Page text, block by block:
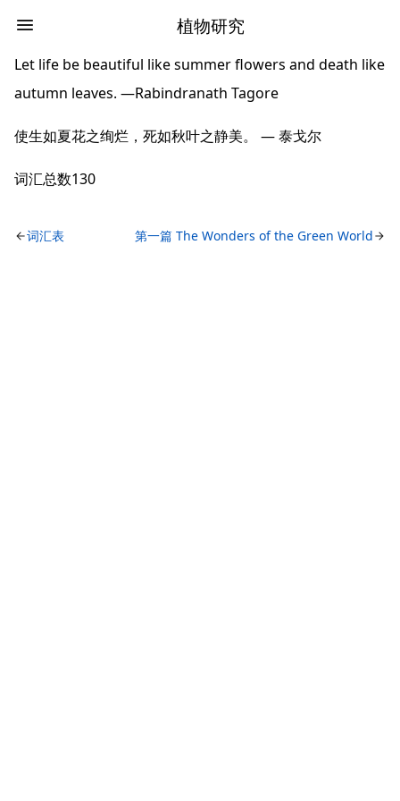
植物研究
Let life be beautiful like summer flowers and death like
autumn leaves. —Rabindranath Tagore
使⽣如夏花之绚烂，死如秋叶之静美。 — 泰戈尔
词汇总数130
词汇表 第一篇 The Wonders of the Green World